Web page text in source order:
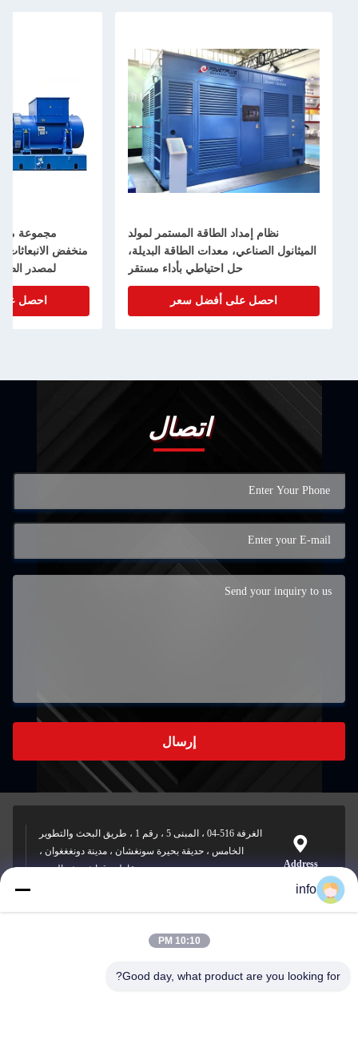
نظام إمداد الطاقة المستمر لمولد
الميثانول الصناعي، معدات الطاقة البديلة،
حل احتياطي بأداء مستقر
احصل على أفضل سعر
مجموعة
لمصدر
احصل
اتصال
إرسال
Address
الغرفة 516-04 ، المبنى 5 ، رقم 1 ، طريق البحث والتطوير
الخامس ، حديقة بحيرة سونغشان ، مدينة دونغغغوان ،
مقاطعة قوانغدونغ ، الصين
info@gdpowerplus.com
info
10:10 PM
Good day, what product are you looking for?